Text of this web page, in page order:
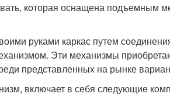
которая оснащена подъемным
руками каркас путем
Эти механизмы
представленных на рынке
включает в себя следующие